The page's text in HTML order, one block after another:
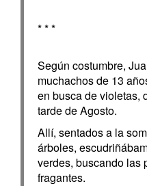
* * *
Según costumbre,
muchachos de 13
en busca de violetas,
tarde de Agosto.
Allí, sentados a la
árboles,
verdes, buscando las
fragantes.